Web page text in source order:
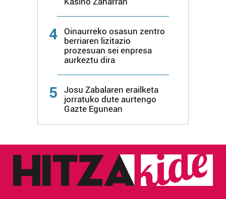
4
Oinaurreko osasun zentro
berriaren lizitazio
prozesuan sei enpresa
aurkeztu dira
5
Josu Zabalaren erailketa
jorratuko dute aurtengo
Gazte Egunean